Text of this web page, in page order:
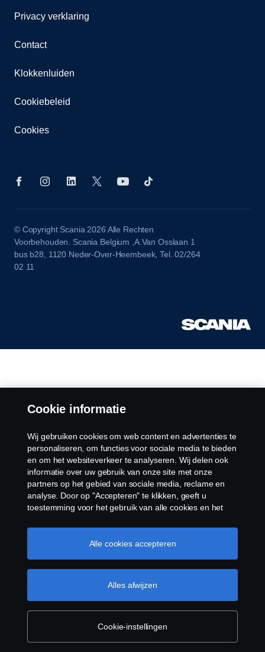
Privacy verklaring
Contact
Klokkenluiden
Cookiebeleid
Cookies
© Copyright Scania 2026 Alle Rechten
Voorbehouden. Scania Belgium ,A.Van Osslaan 1
bus b28, 1120 Neder-Over-Heembeek, Tel. 02/264
02 11
Cookie informatie
Wij gebruiken cookies om web content en advertenties te
personaliseren, om functies voor sociale media te bieden
en om het websiteverkeer te analyseren. Wij delen ook
informatie over uw gebruik van onze site met onze
partners op het gebied van sociale media, reclame en
analyse. Door op "Accepteren" te klikken, geeft u
toestemming voor het gebruik van alle cookies en het
door op "Cookie Instellingen" te klikken en de
categorieën te selecteren die u wilt accepteren. Voor een
Cookie beleid
Cookie-instellingen
Alles afwijzen
Alle cookies accepteren